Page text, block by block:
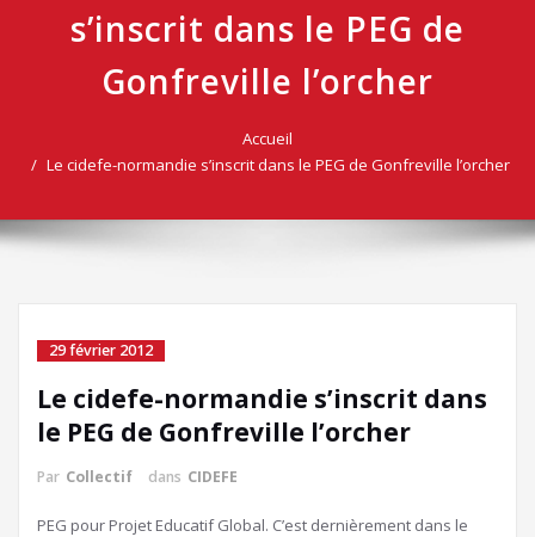
s’inscrit dans le PEG de
Gonfreville l’orcher
Accueil
Le cidefe-normandie s’inscrit dans le PEG de Gonfreville l’orcher
29 février 2012
Le cidefe-normandie s’inscrit dans
le PEG de Gonfreville l’orcher
Par Collectif dans CIDEFE
PEG pour Projet Educatif Global. C’est dernièrement dans le